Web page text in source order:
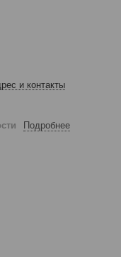
и контакты
Подробнее